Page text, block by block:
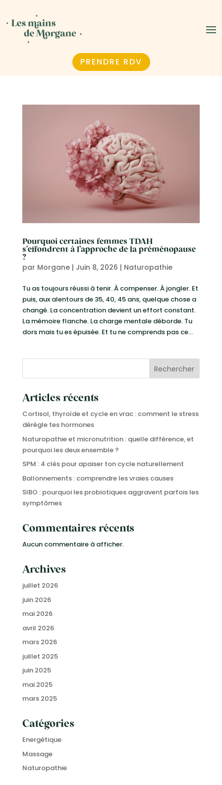
PRENDRE RDV
Pourquoi certaines femmes TDAH
s’effondrent à l’approche de la préménopause
?
par Morgane| Juin 8, 2026 | Naturopathie
Tu as toujours réussi à tenir. À compenser. À jongler. Et
puis, aux alentours de 35, 40, 45 ans, quelque chose a
changé. La concentration devient un effort constant.
La mémoire flanche. La charge mentale déborde. Tu
dors mais tu es épuisée. Et tu ne comprends pas ce...
Rechercher
Articles récents
Cortisol, thyroïde et cycle en vrac : comment le stress
dérègle tes hormones
Naturopathie et micronutrition : quelle différence, et
pourquoi les deux ensemble ?
SPM : 4 clés pour apaiser ton cycle naturellement
Ballonnements : comprendre les vraies causes
SIBO : pourquoi les probiotiques aggravent parfois les
symptômes
Commentaires récents
Aucun commentaire à afficher.
Archives
juillet 2026
juin 2026
mai 2026
avril 2026
mars 2026
juillet 2025
juin 2025
mai 2025
mars 2025
Catégories
Energétique
Massage
Naturopathie